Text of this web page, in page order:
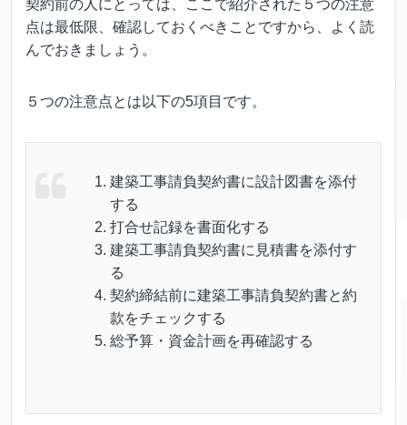
契約前の人にとっては、ここで紹介された５つの注意
点は最低限、確認しておくべきことですから、よく読
んでおきましょう。
５つの注意点とは以下の5項目です。
建築工事請負契約書に設計図書を添付
する
打合せ記録を書面化する
建築工事請負契約書に見積書を添付す
る
契約締結前に建築工事請負契約書と約
款をチェックする
総予算・資金計画を再確認する